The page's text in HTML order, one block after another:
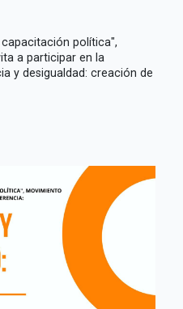
política",
a participar en la
y desigualdad: creación de